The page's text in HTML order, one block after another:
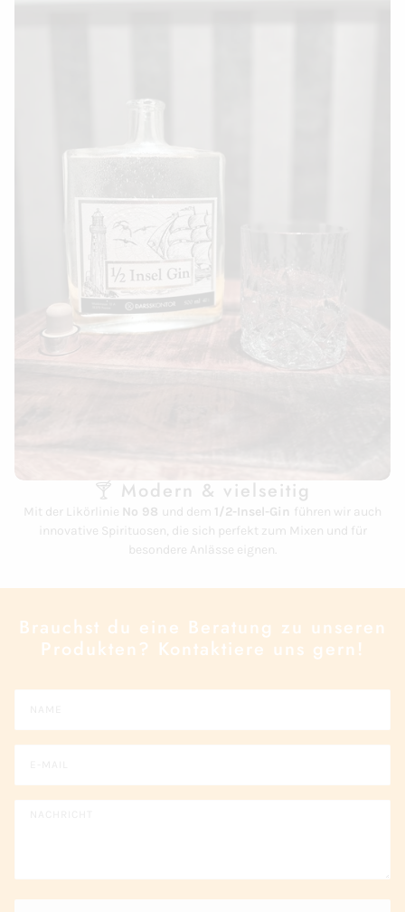
🍸 Modern & vielseitig
Mit der Likörlinie No 98 und dem 1/2-Insel-Gin führen wir auch
innovative Spirituosen, die sich perfekt zum Mixen und für
besondere Anlässe eignen.
Brauchst du eine Beratung zu unseren
Produkten? Kontaktiere uns gern!